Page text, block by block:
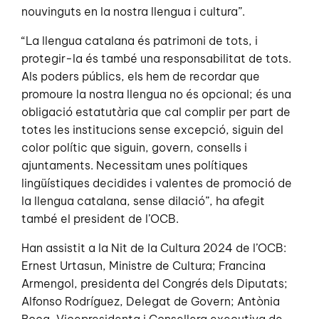
nouvinguts en la nostra llengua i cultura”.
“La llengua catalana és patrimoni de tots, i
protegir-la és també una responsabilitat de tots.
Als poders públics, els hem de recordar que
promoure la nostra llengua no és opcional; és una
obligació estatutària que cal complir per part de
totes les institucions sense excepció, siguin del
color polític que siguin, govern, consells i
ajuntaments. Necessitam unes polítiques
lingüístiques decidides i valentes de promoció de
la llengua catalana, sense dilació”, ha afegit
també el president de l’OCB.
Han assistit a la Nit de la Cultura 2024 de l’OCB:
Ernest Urtasun, Ministre de Cultura; Francina
Armengol, presidenta del Congrés dels Diputats;
Alfonso Rodríguez, Delegat de Govern; Antònia